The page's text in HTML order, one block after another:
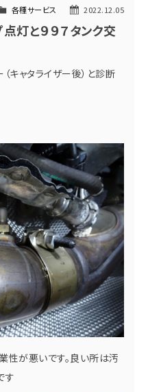
2022.12.05
各種サービス
灯と９９７タンク交
キャタライザー後）と診断
性が悪いです。良い所は汚
す